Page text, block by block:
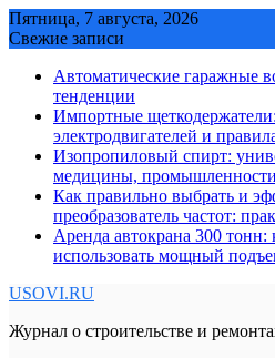
Skip
to
Пятница, 7 августа, 2026
Свежие записи
Автоматические гаражные
тенденции
Импортные
электродвигателей и
Изопропиловый спирт:
медицины,
Как правильно выбрать и
преобразователь частот:
Аренда автокрана 300
использовать мощный
USOVI.RU
Журнал о строительстве и